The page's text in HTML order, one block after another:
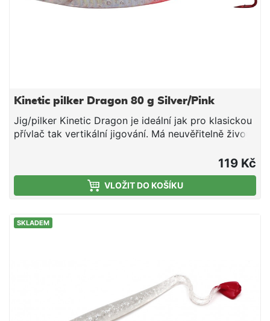
Kinetic pilker Dragon 80 g Silver/Pink
Jig/pilker Kinetic Dragon je ideální jak pro klasickou
přívlač tak vertikální jigování. Má neuvěřitelně živou
Napodobuje chutnou rybičku a perfektně funguje jak
na tresky obecené, tresky tmavé tak makrely.
Bezolovnatý zinkový materiál 3D holografické oči
119 Kč
VLOŽIT DO KOŠÍKU
SKLADEM